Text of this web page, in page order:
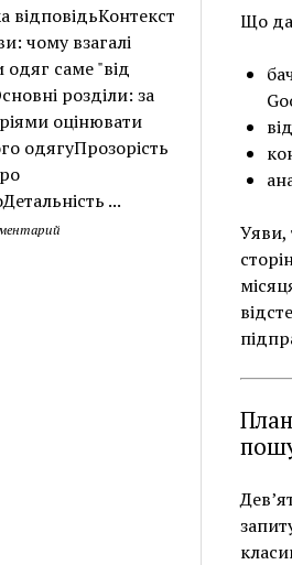
відповідьКонтекст
чому взагалі
одяг саме "від
розділи: за
оцінювати
одягуПрозорість
...
Що
Уяви,